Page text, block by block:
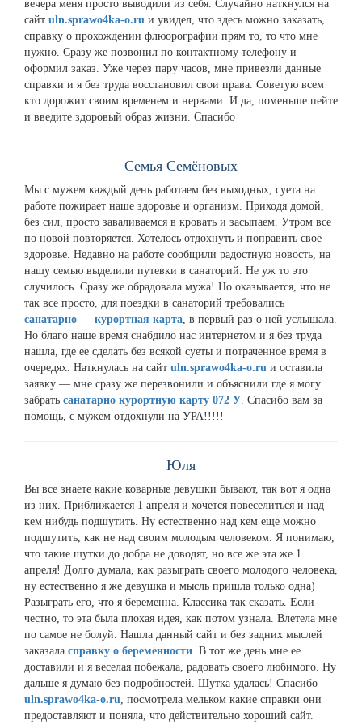
вечера меня просто выводили из себя. Случайно наткнулся на
сайт uln.sprawo4ka-o.ru и увидел, что здесь можно заказать,
справку о прохождении флюорографии прям то, то что мне
нужно. Сразу же позвонил по контактному телефону и
оформил заказ. Уже через пару часов, мне привезли данные
справки и я без труда восстановил свои права. Советую всем
кто дорожит своим временем и нервами. И да, поменьше пейте
и введите здоровый образ жизни. Спасибо
Семья Семёновых
Мы с мужем каждый день работаем без выходных, суета на
работе пожирает наше здоровье и организм. Приходя домой,
без сил, просто заваливаемся в кровать и засыпаем. Утром все
по новой повторяется. Хотелось отдохнуть и поправить свое
здоровье. Недавно на работе сообщили радостную новость, на
нашу семью выделили путевки в санаторий. Не уж то это
случилось. Сразу же обрадовала мужа! Но оказывается, что не
так все просто, для поездки в санаторий требовались
санатарно — курортная карта , в первый раз о ней услышала.
Но благо наше время снабдило нас интернетом и я без труда
нашла, где ее сделать без всякой суеты и потраченное время в
очередях. Наткнулась на сайт uln.sprawo4ka-o.ru и оставила
заявку — мне сразу же перезвонили и объяснили где я могу
забрать санатарно курортную карту 072 У . Спасибо вам за
помощь, с мужем отдохнули на УРА!!!!!
Юля
Вы все знаете какие коварные девушки бывают, так вот я одна
из них. Приближается 1 апреля и хочется повеселиться и над
кем нибудь подшутить. Ну естественно над кем еще можно
подшутить, как не над своим молодым человеком. Я понимаю,
что такие шутки до добра не доводят, но все же эта же 1
апреля! Долго думала, как разыграть своего молодого человека,
ну естественно я же девушка и мысль пришла только одна)
Разыграть его, что я беременна. Классика так сказать. Если
честно, то эта была плохая идея, как потом узнала. Влетела мне
по самое не болуй. Нашла данный сайт и без задних мыслей
заказала справку о беременности . В тот же день мне ее
доставили и я веселая побежала, радовать своего любимого. Ну
дальше я думаю без подробностей. Шутка удалась! Спасибо
uln.sprawo4ka-o.ru , посмотрела мельком какие справки они
предоставляют и поняла, что действительно хороший сайт.